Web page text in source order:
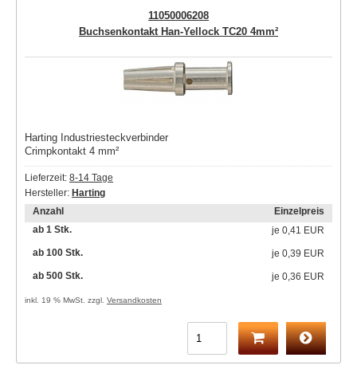
11050006208
Buchsenkontakt Han-Yellock TC20 4mm²
Harting Industriesteckverbinder
Crimpkontakt 4 mm²
Lieferzeit: 8-14 Tage
Hersteller: Harting
Anzahl
Einzelpreis
ab 1 Stk.
je 0,41 EUR
ab 100 Stk.
je 0,39 EUR
ab 500 Stk.
je 0,36 EUR
inkl. 19 % MwSt. zzgl. Versandkosten